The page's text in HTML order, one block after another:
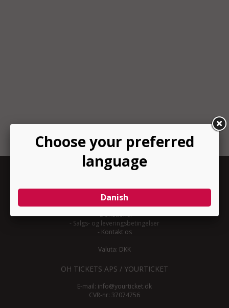
INFORMATION
-Om YourTicket
Bliv arrangør
-Arrangør login
-Donationer
- Salgs- og leveringsbetingelser
- Kontakt os
Valuta: DKK
OH TICKETS APS / YOURTICKET
E-mail: info@yourticket.dk
CVR-nr: 37074756